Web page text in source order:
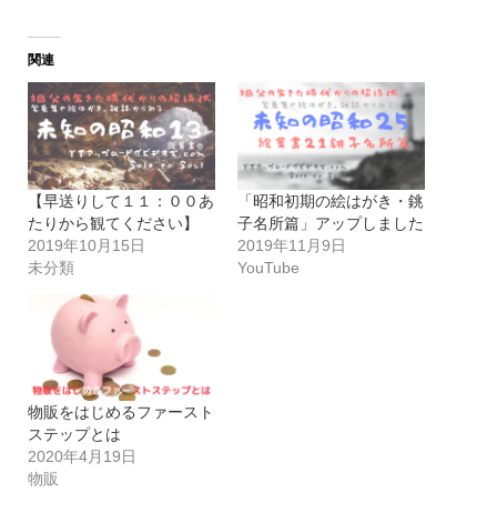
関連
【早送りして１１：００あ
たりから観てください】
2019年10月15日
未分類
「昭和初期の絵はがき・銚
子名所篇」アップしました
2019年11月9日
YouTube
物販をはじめるファースト
ステップとは
2020年4月19日
物販